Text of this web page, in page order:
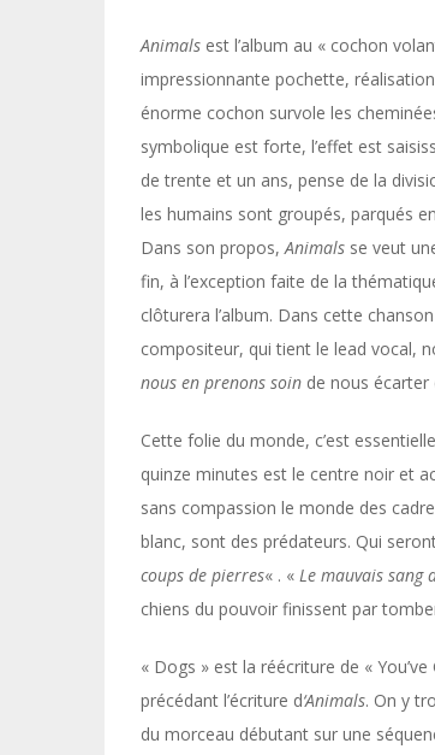
Animals est l’album au « cochon
impressionnante pochette, réalisation
énorme cochon survole les
symbolique est forte, l’effet est
de trente et un ans, pense de la
les humains sont groupés, parqués
Dans son propos,Animals se veut
fin, à l’exception faite de la
clôturera l’album. Dans cette
compositeur, qui tient le lead vocal,
nous en prenons soin de nous écarter
Cette folie du monde, c’est
quinze minutes est le centre noir et
sans compassion le monde des
blanc, sont des prédateurs. Qui
coups de pierres« . « Le mauvais sang
chiens du pouvoir finissent par
« Dogs » est la réécriture de «
précédant l’écriture d‘Animals. On y
du morceau débutant sur une